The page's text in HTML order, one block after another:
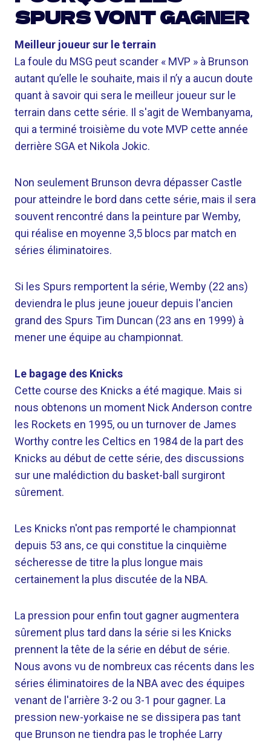
SPURS VONT GAGNER
Meilleur joueur sur le terrain
La foule du MSG peut scander « MVP » à Brunson
autant qu’elle le souhaite, mais il n’y a aucun doute
quant à savoir qui sera le meilleur joueur sur le
terrain dans cette série. Il s'agit de Wembanyama,
qui a terminé troisième du vote MVP cette année
derrière SGA et Nikola Jokic.
Non seulement Brunson devra dépasser Castle
pour atteindre le bord dans cette série, mais il sera
souvent rencontré dans la peinture par Wemby,
qui réalise en moyenne 3,5 blocs par match en
séries éliminatoires.
Si les Spurs remportent la série, Wemby (22 ans)
deviendra le plus jeune joueur depuis l'ancien
grand des Spurs Tim Duncan (23 ans en 1999) à
mener une équipe au championnat.
Le bagage des Knicks
Cette course des Knicks a été magique. Mais si
nous obtenons un moment Nick Anderson contre
les Rockets en 1995, ou un turnover de James
Worthy contre les Celtics en 1984 de la part des
Knicks au début de cette série, des discussions
sur une malédiction du basket-ball surgiront
sûrement.
Les Knicks n'ont pas remporté le championnat
depuis 53 ans, ce qui constitue la cinquième
sécheresse de titre la plus longue mais
certainement la plus discutée de la NBA.
La pression pour enfin tout gagner augmentera
sûrement plus tard dans la série si les Knicks
prennent la tête de la série en début de série.
Nous avons vu de nombreux cas récents dans les
séries éliminatoires de la NBA avec des équipes
venant de l'arrière 3-2 ou 3-1 pour gagner. La
pression new-yorkaise ne se dissipera pas tant
que Brunson ne tiendra pas le trophée Larry